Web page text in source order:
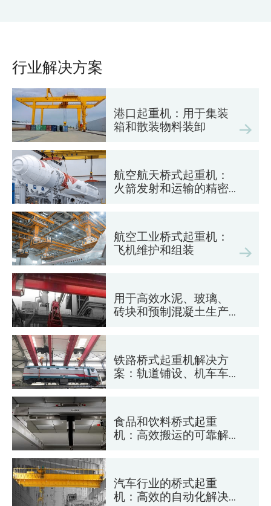
行业解决方案
港口起重机：用于集装
箱和散装物料装卸
航空航天桥式起重机：
火箭发射和运输的精密
航空工业桥式起重机：
飞机维护和组装
用于高效水泥、玻璃、
砖块和预制混凝土生产
铁路桥式起重机解决方
案：轨道铺设、机车车
食品和饮料桥式起重
机：高效搬运的可靠解
汽车行业的桥式起重
机：高效的自动化解决